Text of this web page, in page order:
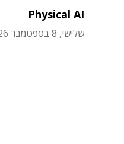
Physical AI
שלישי, 8 בספטמבר 2026